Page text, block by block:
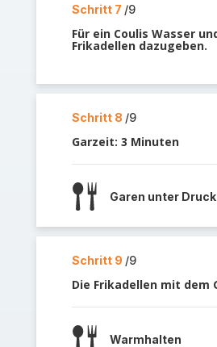
Schritt 7 /9
Für ein Coulis Wasser
Frikadellen dazugeben.
Schritt 8 /9
Garzeit: 3 Minuten
Garen unter Druck
Schritt 9 /9
Die Frikadellen mit dem
Warmhalten